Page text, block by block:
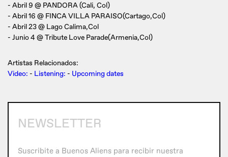
- Abril 9 @ PANDORA (Cali, Col)
- Abril 16 @ FINCA VILLA PARAISO(Cartago,Col)
- Abril 23 @ Lago Calima,Col
- Junio 4 @ Tribute Love Parade(Armenia,Col)
Artistas Relacionados:
Video: - Listening: - Upcoming dates
NEWSLETTER
Suscribite a Buenos Aliens para recibir nuestra